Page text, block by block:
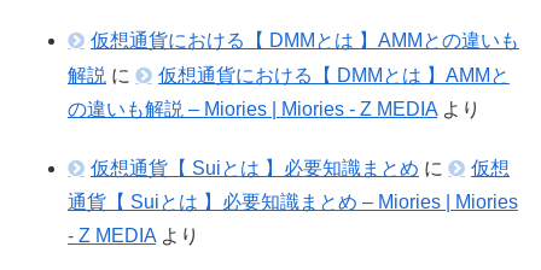
仮想通貨における【 DMMとは 】AMMとの違いも
解説 に
仮想通貨における【 DMMとは 】AMMと
の違いも解説 – Miories | Miories - Z MEDIAより
仮想通貨【 Suiとは 】必要知識まとめ に
仮想
通貨【 Suiとは 】必要知識まとめ – Miories | Miories
- Z MEDIAより